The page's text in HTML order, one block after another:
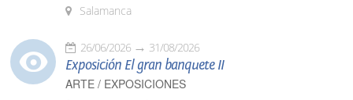
Salamanca
26/06/2026 31/08/2026
Exposición El gran banquete II
ARTE / EXPOSICIONES